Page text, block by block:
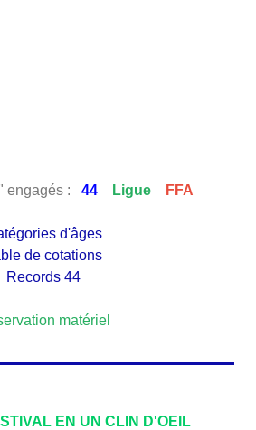
engagés : 44 Ligue FFA
d'âges
de cotations
Records 44
matériel
EN UN CLIN D'OEIL